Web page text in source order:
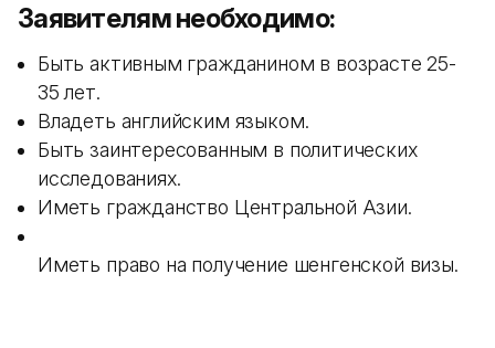
Заявителям необходимо:
Быть активным гражданином в возрасте 25-
35 лет.
Владеть английским языком.
Быть заинтересованным в политических
исследованиях.
Иметь гражданство Центральной Азии.
Иметь право на получение шенгенской визы.